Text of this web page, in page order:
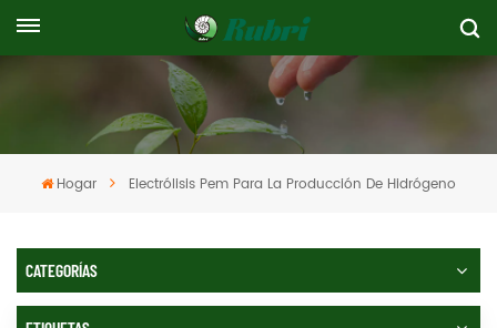
Hogar Electrólisis Pem Para La Producción De Hidrógeno
CATEGORÍAS